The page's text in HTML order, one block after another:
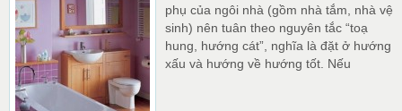
phụ của ngôi nhà (gồm nhà tắm, nhà vệ
sinh) nên tuân theo nguyên tắc “toạ
hung, hướng cát”, nghĩa là đặt ở hướng
xấu và hướng về hướng tốt. Nếu